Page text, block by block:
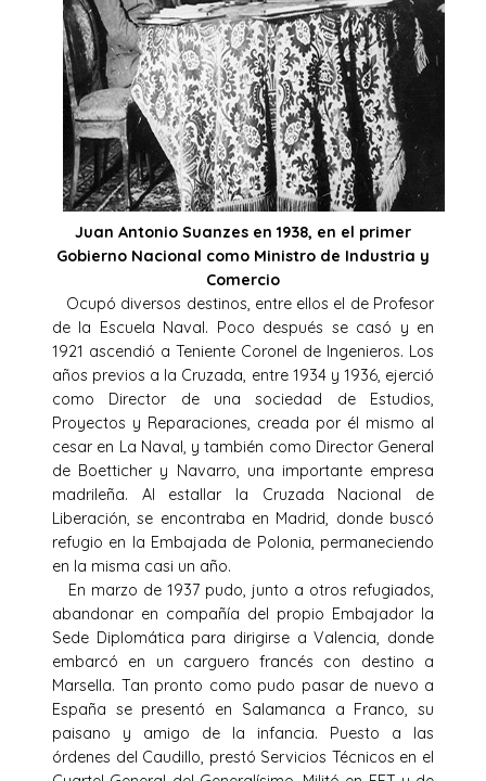
Juan Antonio Suanzes en 1938, en el primer
Gobierno Nacional como Ministro de Industria y
Comercio
Ocupó diversos destinos, entre ellos el de Profesor
de la Escuela Naval. Poco después se casó y en
1921 ascendió a Teniente Coronel de Ingenieros. Los
años previos a la Cruzada, entre 1934 y 1936, ejerció
como Director de una sociedad de Estudios,
Proyectos y Reparaciones, creada por él mismo al
cesar en La Naval, y también como Director General
de Boetticher y Navarro, una importante empresa
madrileña. Al estallar la Cruzada Nacional de
Liberación, se encontraba en Madrid, donde buscó
refugio en la Embajada de Polonia, permaneciendo
en la misma casi un año.
En marzo de 1937 pudo, junto a otros refugiados,
abandonar en compañía del propio Embajador la
Sede Diplomática para dirigirse a Valencia, donde
embarcó en un carguero francés con destino a
Marsella. Tan pronto como pudo pasar de nuevo a
España se presentó en Salamanca a Franco, su
paisano y amigo de la infancia. Puesto a las
órdenes del Caudillo, prestó Servicios Técnicos en el